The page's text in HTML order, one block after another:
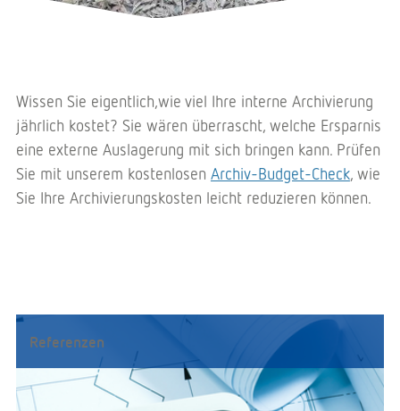
Wissen Sie eigentlich,wie viel Ihre interne Archivierung
jährlich kostet? Sie wären überrascht, welche Ersparnis
eine externe Auslagerung mit sich bringen kann. Prüfen
Sie mit unserem kosten­losen Archiv-Budget-Check, wie
Sie Ihre Archivierungskosten leicht reduzieren können.
Referenzen